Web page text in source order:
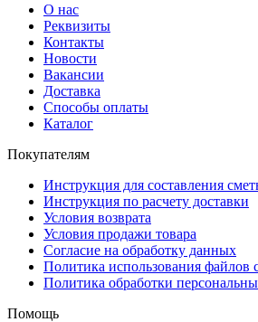
О нас
Реквизиты
Контакты
Новости
Вакансии
Доставка
Способы оплаты
Каталог
Покупателям
Инструкция для составления
Инструкция по расчету доставки
Условия возврата
Условия продажи товара
Согласие на обработку данных
Политика использования файлов
Политика обработки
Помощь